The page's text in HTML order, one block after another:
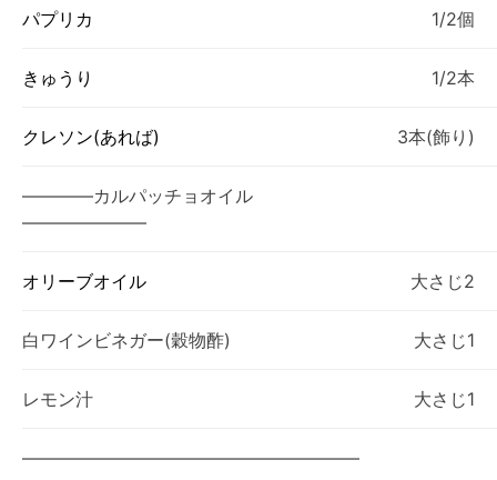
パプリカ 1/2個
きゅうり 1/2本
クレソン(あれば) 3本(飾り)
――――カルパッチョオイル
―――――――
オリーブオイル 大さじ2
白ワインビネガー(穀物酢) 大さじ1
レモン汁 大さじ1
―――――――――――――――――――